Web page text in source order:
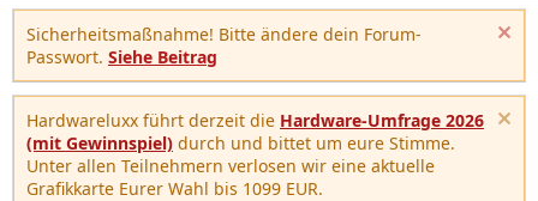
Sicherheitsmaßnahme! Bitte ändere dein Forum-
Passwort. Siehe Beitrag
Hardwareluxx führt derzeit die Hardware-Umfrage 2026
(mit Gewinnspiel) durch und bittet um eure Stimme.
Unter allen Teilnehmern verlosen wir eine aktuelle
Grafikkarte Eurer Wahl bis 1099 EUR.